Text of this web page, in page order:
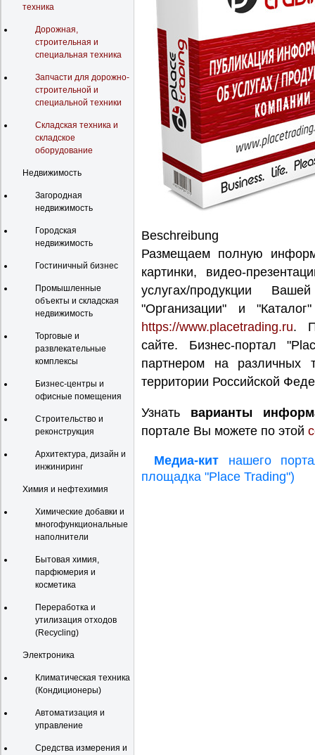
техника
Дорожная,
строительная и
специальная техника
Запчасти для дорожно-
строительной и
специальной техники
Складская техника и
складское
оборудование
Недвижимость
Загородная
недвижимость
Городская
недвижимость
Гостиничный бизнес
Промышленные
объекты и складская
недвижимость
Торговые и
развлекательные
комплексы
Бизнес-центры и
офисные помещения
Строительство и
реконструкция
Архитектура, дизайн и
инжиниринг
Химия и нефтехимия
Химические добавки и
многофункциональные
наполнители
Бытовая химия,
парфюмерия и
косметика
Переработка и
утилизация отходов
(Recycling)
Электроника
Климатическая техника
(Кондиционеры)
Автоматизация и
управление
Средства измерения и
Beschreibung
Размещаем полную
картинки, видео-
услугах/продукции
"Организации" и
https://www.placetrading.ru.
сайте. Бизнес-портал
партнером на различных
территории Российской
Узнать варианты
портале Вы можете по этой
Медиа-кит нашего
площадка "Place Trading")